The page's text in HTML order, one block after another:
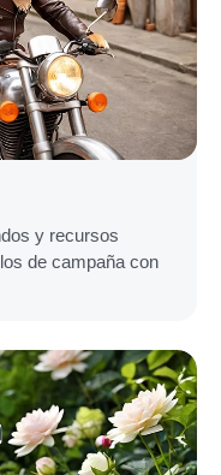
y recursos
de campaña con